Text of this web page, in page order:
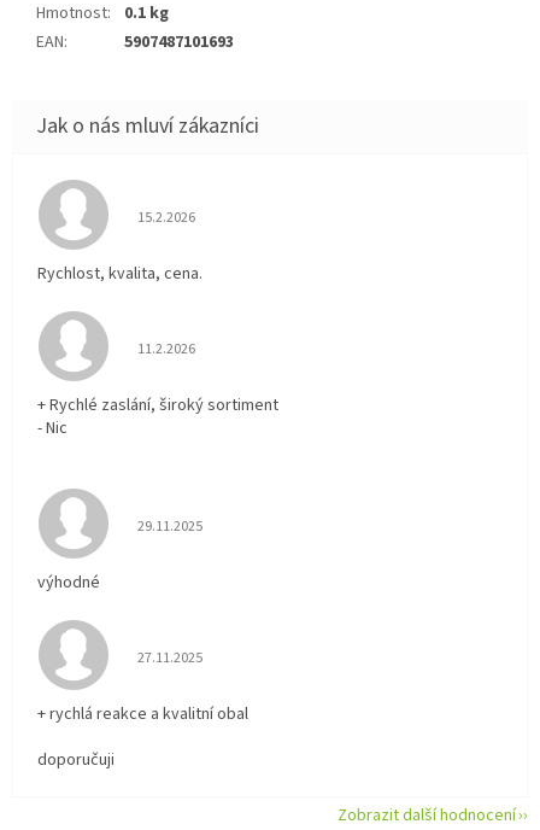
Hmotnost:
0.1 kg
EAN: 5907487101693
Hodnocení obchodu je 5 z 5 hvězdiček.
15.2.2026
Rychlost, kvalita, cena.
Hodnocení obchodu je 5 z 5 hvězdiček.
11.2.2026
+ Rychlé zaslání, široký sortiment
- Nic
Hodnocení obchodu je 5 z 5 hvězdiček.
29.11.2025
výhodné
Hodnocení obchodu je 5 z 5 hvězdiček.
27.11.2025
+ rychlá reakce a kvalitní obal
doporučuji
Zobrazit další hodnocení